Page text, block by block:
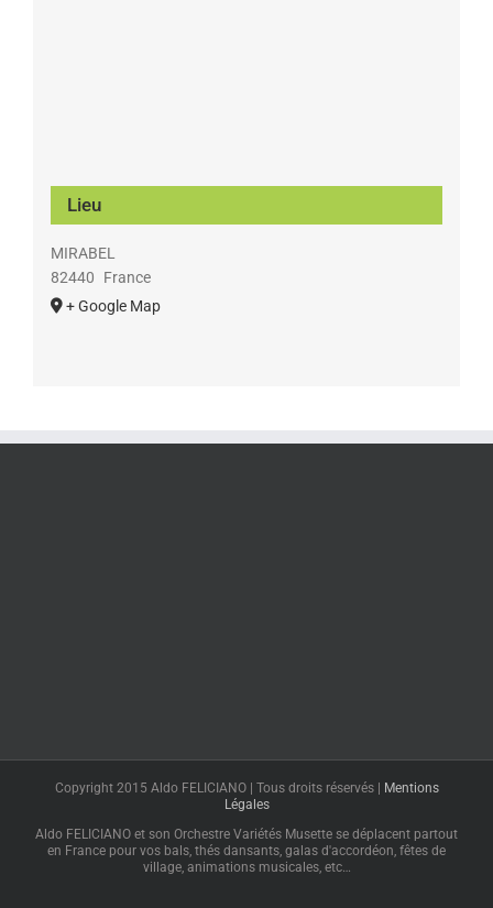
Lieu
MIRABEL
82440
France
+ Google Map
Copyright 2015 Aldo FELICIANO | Tous droits réservés |
Mentions
Légales
Aldo FELICIANO et son Orchestre Variétés Musette se déplacent partout
en France pour vos bals, thés dansants, galas d'accordéon, fêtes de
village, animations musicales, etc…